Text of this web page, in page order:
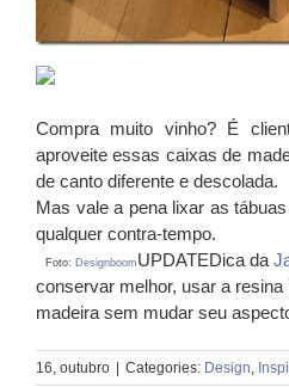
Compra muito vinho? É
aproveite essas caixas de
de canto diferente e descolada.
Mas vale a pena lixar as
qualquer contra-tempo.
Foto: Designboom UPDATEDica da
conservar melhor, usar a
madeira sem mudar seu
16, outubro | Categories: Design,